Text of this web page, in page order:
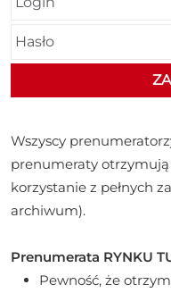
Wszyscy
prenumeraty otrzymują
korzystanie z pełnych
archiwum).
Prenumerata RYNKU
Pewność, że